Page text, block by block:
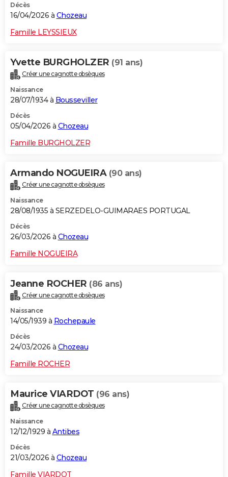
Décès
16/04/2026 à Chozeau
Famille LEYSSIEUX
Yvette BURGHOLZER (91 ans)
Créer une cagnotte obsèques
Naissance
28/07/1934 à Bousseviller
Décès
05/04/2026 à Chozeau
Famille BURGHOLZER
Armando NOGUEIRA (90 ans)
Créer une cagnotte obsèques
Naissance
28/08/1935 à SERZEDELO-GUIMARAES PORTUGAL
Décès
26/03/2026 à Chozeau
Famille NOGUEIRA
Jeanne ROCHER (86 ans)
Créer une cagnotte obsèques
Naissance
14/05/1939 à Rochepaule
Décès
24/03/2026 à Chozeau
Famille ROCHER
Maurice VIARDOT (96 ans)
Créer une cagnotte obsèques
Naissance
12/12/1929 à Antibes
Décès
21/03/2026 à Chozeau
Famille VIARDOT